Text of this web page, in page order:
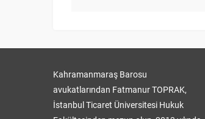
Kahramanmaraş Barosu
avukatlarından Fatmanur TOPRAK,
İstanbul Ticaret Üniversitesi Hukuk